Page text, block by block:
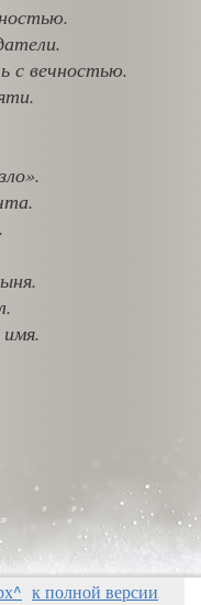
с вечностью.
к полной версии